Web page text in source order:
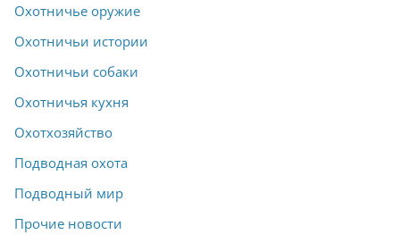
Охотничье оружие
Охотничьи истории
Охотничьи собаки
Охотничья кухня
Охотхозяйство
Подводная охота
Подводный мир
Прочие новости